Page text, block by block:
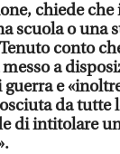
chiede
scuola o una
conto
a
e
da
di intitolare